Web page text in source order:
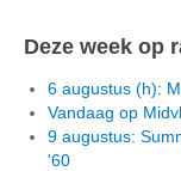
Deze week op
6 augustus (h):
Vandaag op
9 augustus:
'60